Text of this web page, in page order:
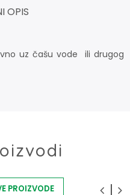
OPIS
uz čašu vode ili drugog
PROIZVODE